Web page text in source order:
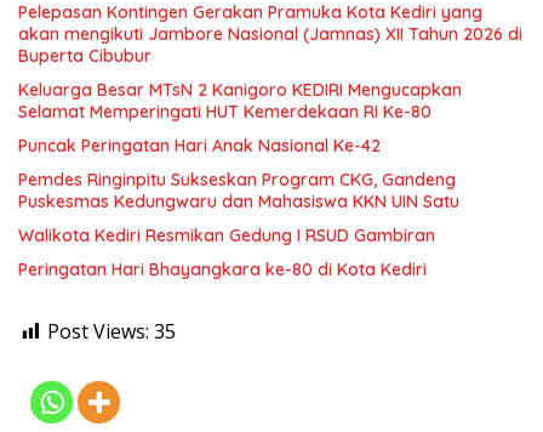
Pelepasan Kontingen Gerakan Pramuka Kota Kediri yang
akan mengikuti Jambore Nasional (Jamnas) XII Tahun 2026 di
Buperta Cibubur
Keluarga Besar MTsN 2 Kanigoro KEDIRI Mengucapkan
Selamat Memperingati HUT Kemerdekaan RI Ke-80
Puncak Peringatan Hari Anak Nasional Ke-42
Pemdes Ringinpitu Sukseskan Program CKG, Gandeng
Puskesmas Kedungwaru dan Mahasiswa KKN UIN Satu
Walikota Kediri Resmikan Gedung I RSUD Gambiran
Peringatan Hari Bhayangkara ke-80 di Kota Kediri
Post Views: 35